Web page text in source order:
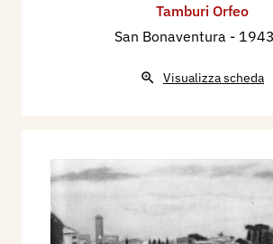
Tamburi Orfeo
San Bonaventura -
Visualizza scheda